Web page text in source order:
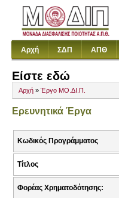
Αρχή ΣΔΠ ΑΠΘ
Είστε εδώ
Αρχή » Έργο ΜΟ.ΔΙ.Π.
Ερευνητικά Έργα
Κωδικός Προγράμματος
Τίτλος
Φορέας Χρηματοδότησης: